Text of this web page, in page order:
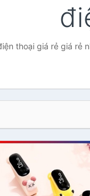
thoại giá rẻ giá rẻ